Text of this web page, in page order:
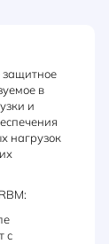
в
и
нагрузок
с